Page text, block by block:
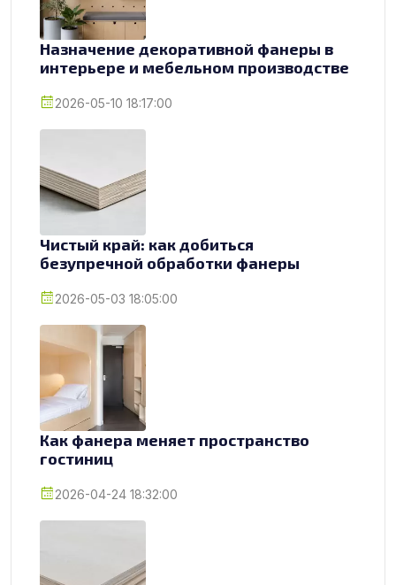
Назначение декоративной фанеры в
интерьере и мебельном производстве
2026-05-10 18:17:00
Чистый край: как добиться
безупречной обработки фанеры
2026-05-03 18:05:00
Как фанера меняет пространство
гостиниц
2026-04-24 18:32:00